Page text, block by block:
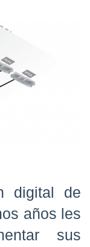
digital de
años les
sus